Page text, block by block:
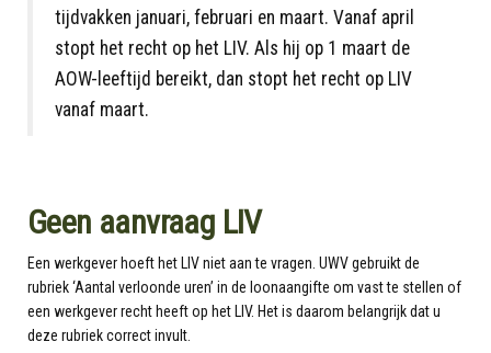
tijdvakken januari, februari en maart. Vanaf april
stopt het recht op het LIV. Als hij op 1 maart de
AOW-leeftijd bereikt, dan stopt het recht op LIV
vanaf maart.
Geen aanvraag LIV
Een werkgever hoeft het LIV niet aan te vragen. UWV gebruikt de
rubriek ‘Aantal verloonde uren’ in de loonaangifte om vast te stellen of
een werkgever recht heeft op het LIV. Het is daarom belangrijk dat u
deze rubriek correct invult.